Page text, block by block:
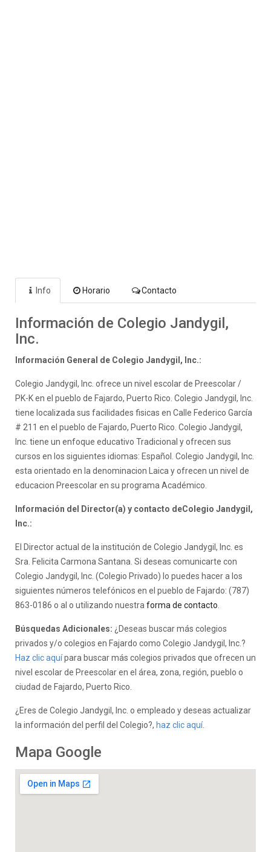
Info Horario Contacto
Información de Colegio Jandygil,
Inc.
Información General de Colegio Jandygil, Inc.:
Colegio Jandygil, Inc. ofrece un nivel escolar de Preescolar /
PK-K en el pueblo de Fajardo, Puerto Rico. Colegio Jandygil, Inc.
tiene localizada sus facilidades fisicas en Calle Federico García
# 211 en el pueblo de Fajardo, Puerto Rico. Colegio Jandygil,
Inc. tiene un enfoque educativo Tradicional y ofrecen sus
cursos en los siguientes idiomas: Español. Colegio Jandygil, Inc.
esta orientado en la denominacion Laica y ofrecen un nivel de
educacion Preescolar en su programa Académico.
Información del Director(a) y contacto deColegio Jandygil,
Inc.:
El Director actual de la institución de Colegio Jandygil, Inc. es
Sra. Felicita Carmona Santana. Si deseas comunicarte con
Colegio Jandygil, Inc. (Colegio Privado) lo puedes hacer a los
siguientes números telefónicos en el pueblo de Fajardo: (787)
863-0186 o al o utilizando nuestra forma de contacto
Búsquedas Adicionales: ¿Deseas buscar más colegios
privados y/o colegios en Fajardo como Colegio Jandygil, Inc.?
Haz clic aquípara buscar más colegios privados que ofrecen un
nivel escolar de Preescolar en el área, zona, región, pueblo o
ciudad de Fajardo, Puerto Rico.
¿Eres de Colegio Jandygil, Inc. o empleado y deseas actualizar
la información del perfil del Colegio?, haz clic aquí.
Mapa Google